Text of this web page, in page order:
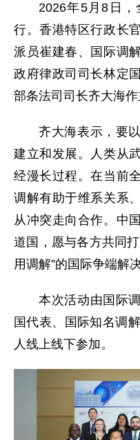
2026年5月8日
行。香港特区行政长
派员崔建春、国际调
政府律政司司长林定
部条法司司长齐大海作
齐大海表示，要
建立和发展。人类从
经漫长过程。在当前
调解有助于维系关系
从冲突走向合作。中
道国，愿与各方共同
用调解”的国际争端解
本次活动由国际
国代表、国际知名调
人线上线下参加。